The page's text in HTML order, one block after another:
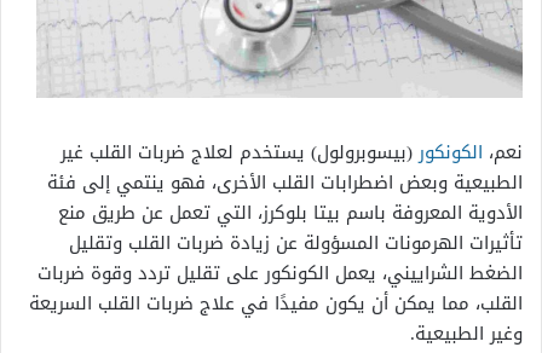
نعم، الكونكور(بيسوبرولول) يستخدم لعلاج ضربات القلب غير
الطبيعية وبعض اضطرابات القلب الأخرى، فهو ينتمي إلى فئة
الأدوية المعروفة باسم بيتا بلوكرز، التي تعمل عن طريق منع
تأثيرات الهرمونات المسؤولة عن زيادة ضربات القلب وتقليل
الضغط الشراييني، يعمل الكونكور على تقليل تردد وقوة ضربات
القلب، مما يمكن أن يكون مفيدًا في علاج ضربات القلب السريعة
وغير الطبيعية.